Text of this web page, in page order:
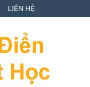
LIÊN HỆ